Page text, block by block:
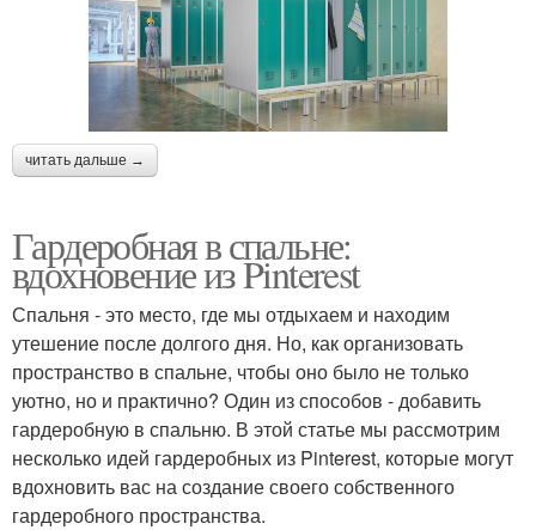
читать дальше →
Гардеробная в спальне:
вдохновение из Pinterest
Спальня - это место, где мы отдыхаем и находим
утешение после долгого дня. Но, как организовать
пространство в спальне, чтобы оно было не только
уютно, но и практично? Один из способов - добавить
гардеробную в спальню. В этой статье мы рассмотрим
несколько идей гардеробных из Pinterest, которые могут
вдохновить вас на создание своего собственного
гардеробного пространства.